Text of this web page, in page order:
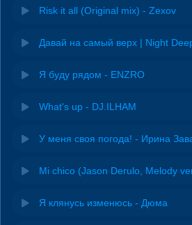
Risk it all (Original mix) - Zexov
Давай на самый верх | Night
Я буду рядом - ENZRO
What's up - DJ.ILHAM
У меня своя погода! - Ирина
Я клянусь изменюсь - Дюма